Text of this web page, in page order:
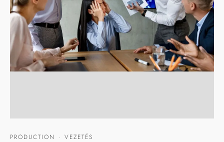
PRODUCTION · VEZETÉS